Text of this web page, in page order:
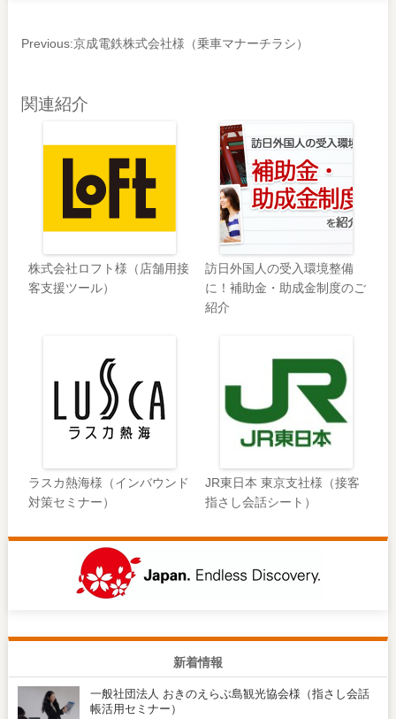
Previous:京成電鉄株式会社様（乗車マナーチラシ）
関連紹介
株式会社ロフト様（店舗用接
客支援ツール）
訪日外国人の受入環境整備
に！補助金・助成金制度のご
紹介
ラスカ熱海様（インバウンド
対策セミナー）
JR東日本 東京支社様（接客
指さし会話シート）
新着情報
一般社団法人 おきのえらぶ島観光協会様（指さし会話
帳活用セミナー）